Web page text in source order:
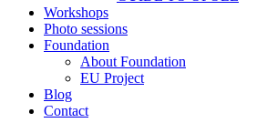
Workshops
Photo sessions
Foundation
About Foundation
EU Project
Blog
Contact